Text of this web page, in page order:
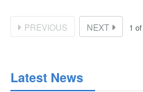
PREVIOUS NEXT 1 of
Latest News